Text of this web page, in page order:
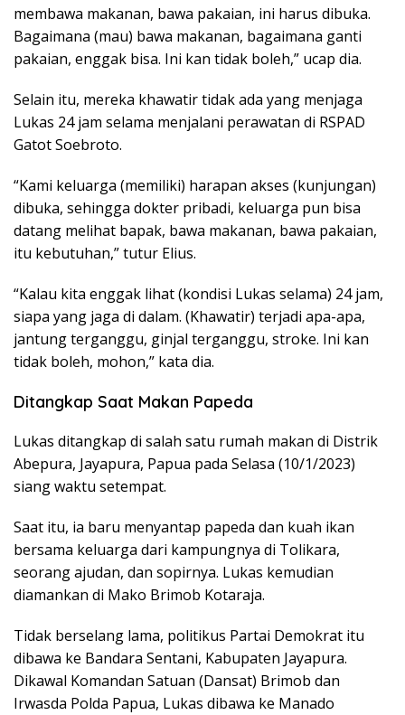
membawa makanan, bawa pakaian, ini harus dibuka.
Bagaimana (mau) bawa makanan, bagaimana ganti
pakaian, enggak bisa. Ini kan tidak boleh,” ucap dia.
Selain itu, mereka khawatir tidak ada yang menjaga
Lukas 24 jam selama menjalani perawatan di RSPAD
Gatot Soebroto.
“Kami keluarga (memiliki) harapan akses (kunjungan)
dibuka, sehingga dokter pribadi, keluarga pun bisa
datang melihat bapak, bawa makanan, bawa pakaian,
itu kebutuhan,” tutur Elius.
“Kalau kita enggak lihat (kondisi Lukas selama) 24 jam,
siapa yang jaga di dalam. (Khawatir) terjadi apa-apa,
jantung terganggu, ginjal terganggu, stroke. Ini kan
tidak boleh, mohon,” kata dia.
Ditangkap Saat Makan Papeda
Lukas ditangkap di salah satu rumah makan di Distrik
Abepura, Jayapura, Papua pada Selasa (10/1/2023)
siang waktu setempat.
Saat itu, ia baru menyantap papeda dan kuah ikan
bersama keluarga dari kampungnya di Tolikara,
seorang ajudan, dan sopirnya. Lukas kemudian
diamankan di Mako Brimob Kotaraja.
Tidak berselang lama, politikus Partai Demokrat itu
dibawa ke Bandara Sentani, Kabupaten Jayapura.
Dikawal Komandan Satuan (Dansat) Brimob dan
Irwasda Polda Papua, Lukas dibawa ke Manado